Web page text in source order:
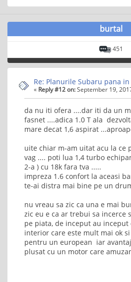
burtal
451
Re: Planurile Subaru pana in
« Reply #12 on:September 19,
da nu iti ofera ....dar iti da un
fasnet ....adica 1.0 T ala
mare decat 1,6 aspirat
uite chiar m-am uitat acu la ce
vag .... poti lua 1,4 turbo
2-a ) cu 18k fara tva .....
impreza 1.6 confort la aceasi
te-ai distra mai bine pe un
nu vreau sa zic ca una e mai
zic eu e ca ar trebui sa incerce
pe piata, de inceput au inceput
interior care este mult mai ok
pentru un european iar
plusat cu un motor care